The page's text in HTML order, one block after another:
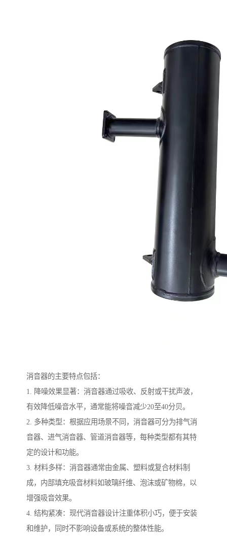
消音器的主要特点包括：
1. 降噪效果显著：消音器通过吸收、反射或干扰声波，
有效降低噪音水平，通常能将噪音减少20至40分贝。
2. 多种类型：根据应用场景不同，消音器可分为排气消
音器、进气消音器、管道消音器等，每种类型都有其特
定的设计和功能。
3. 材料多样：消音器通常由金属、塑料或复合材料制
成，内部填充吸音材料如玻璃纤维、泡沫或矿物棉，以
增强吸音效果。
4. 结构紧凑：现代消音器设计注重体积小巧，便于安装
和维护，同时不影响设备或系统的整体性能。